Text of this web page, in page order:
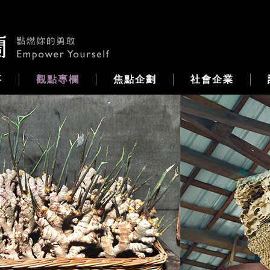
觀點專欄 焦點企劃 社會企業